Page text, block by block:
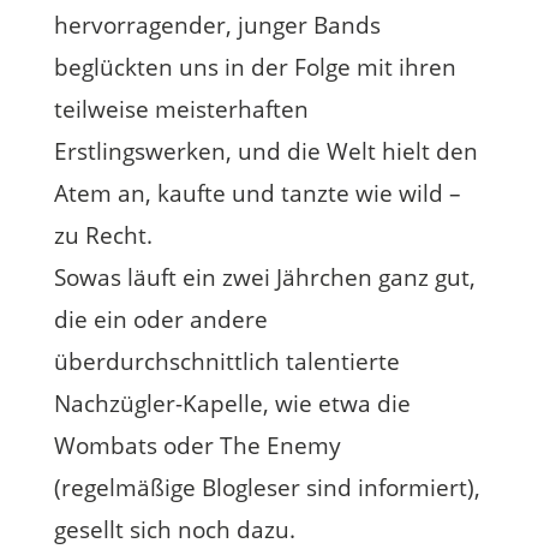
hervorragender, junger Bands
beglückten uns in der Folge mit ihren
teilweise meisterhaften
Erstlingswerken, und die Welt hielt den
Atem an, kaufte und tanzte wie wild –
zu Recht.
Sowas läuft ein zwei Jährchen ganz gut,
die ein oder andere
überdurchschnittlich talentierte
Nachzügler-Kapelle, wie etwa die
Wombats oder The Enemy
(regelmäßige Blogleser sind informiert),
gesellt sich noch dazu.